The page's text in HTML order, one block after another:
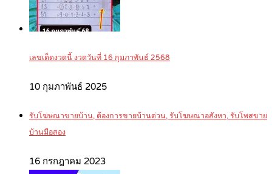
เลขเด็ดงวดนี้ งวดวันที่ 16 กุมภาพันธ์ 2568
10 กุมภาพันธ์ 2025
รับโฆษณาขายบ้าน, ต้องการขายบ้านด่วน, รับโฆษณาอสังหา, รับโพสขาย
บ้านมือสอง
16 กรกฎาคม 2023